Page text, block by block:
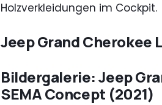
Holzverkleidungen im Cockpit.
Jeep Grand Cherokee
Bildergalerie: Jeep
SEMA Concept (2021)